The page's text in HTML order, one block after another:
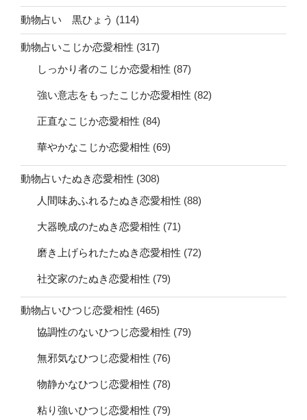
動物占い 黒ひょう (114)
動物占いこじか恋愛相性 (317)
しっかり者のこじか恋愛相性 (87)
強い意志をもったこじか恋愛相性 (82)
正直なこじか恋愛相性 (84)
華やかなこじか恋愛相性 (69)
動物占いたぬき恋愛相性 (308)
人間味あふれるたぬき恋愛相性 (88)
大器晩成のたぬき恋愛相性 (71)
磨き上げられたたぬき恋愛相性 (72)
社交家のたぬき恋愛相性 (79)
動物占いひつじ恋愛相性 (465)
協調性のないひつじ恋愛相性 (79)
無邪気なひつじ恋愛相性 (76)
物静かなひつじ恋愛相性 (78)
粘り強いひつじ恋愛相性 (79)